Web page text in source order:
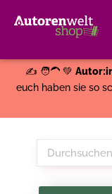
✍️ 🧑‍🦱 💚
euch haben sie so
Durchsuchen
Sie